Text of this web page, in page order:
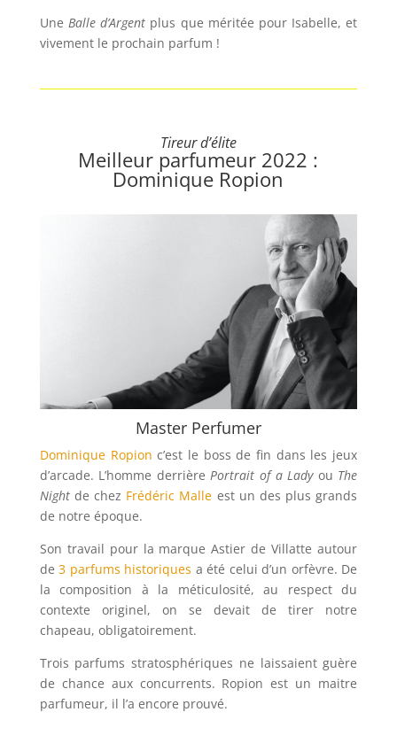
Une Balle d’Argent plus que méritée pour Isabelle, et
vivement le prochain parfum !
Tireur d’élite
Meilleur parfumeur 2022 :
Dominique Ropion
Master Perfumer
Dominique Ropion c’est le boss de fin dans les jeux
d’arcade. L’homme derrièrePortrait of a Ladyou The
Nightde chez Frédéric Malle est un des plus grands
de notre époque.
Son travail pour la marque Astier de Villatte autour
de3 parfums historiques a été celui d’un orfèvre. De
la composition à la méticulosité, au respect du
contexte originel, on se devait de tirer notre
chapeau, obligatoirement.
Trois parfums stratosphériques ne laissaient guère
de chance aux concurrents. Ropion est un maitre
parfumeur, il l’a encore prouvé.